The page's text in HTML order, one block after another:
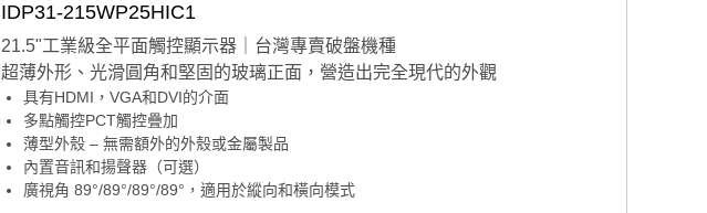
IDP31-215WP25HIC1
21.5"工業級全平面觸控顯示器｜台灣專賣破盤機種
超薄外形、光滑圓角和堅固的玻璃正面，營造出完全現代的外觀
具有HDMI，VGA和DVI的介面
多點觸控PCT觸控疊加
薄型外殼 – 無需額外的外殼或金屬製品
內置音訊和揚聲器（可選）
廣視角 89°/89°/89°/89°，適用於縱向和橫向模式